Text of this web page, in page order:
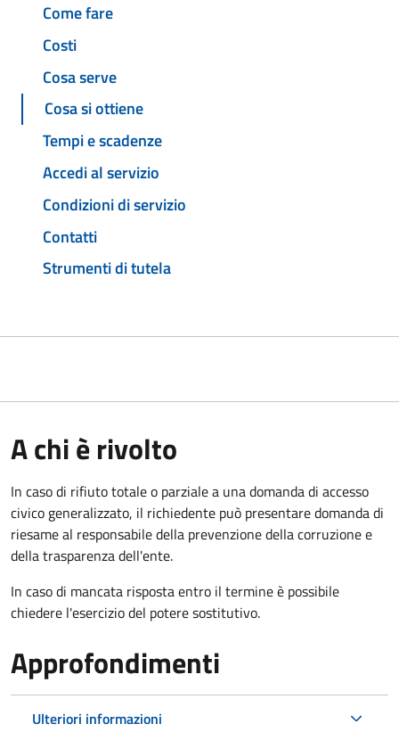
Come fare
Costi
Cosa serve
Cosa si ottiene
Tempi e scadenze
Accedi al servizio
Condizioni di servizio
Contatti
Strumenti di tutela
A chi è rivolto
In caso di rifiuto totale o parziale a una domanda di accesso
civico generalizzato, il richiedente può presentare domanda di
riesame al responsabile della prevenzione della corruzione e
della trasparenza dell'ente.
In caso di mancata risposta entro il termine è possibile
chiedere l'esercizio del potere sostitutivo.
Approfondimenti
Ulteriori informazioni